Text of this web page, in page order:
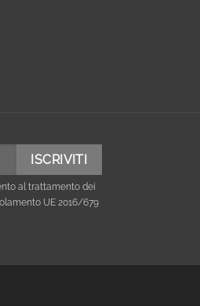
al trattamento dei
UE 2016/679